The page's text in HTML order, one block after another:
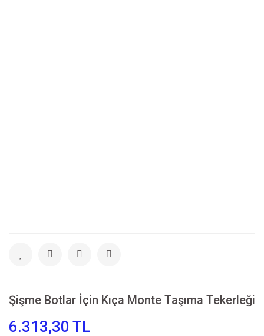
Şişme Botlar İçin Kıça Monte Taşıma Tekerleği
6.313,30 TL